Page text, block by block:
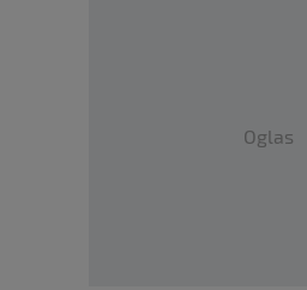
Oglas